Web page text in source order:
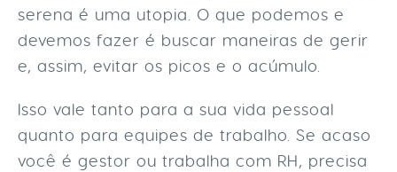
serena é uma utopia. O que podemos e
devemos fazer é buscar maneiras de gerir
e, assim, evitar os picos e o acúmulo.
Isso vale tanto para a sua vida pessoal
quanto para equipes de trabalho. Se acaso
você é gestor ou trabalha com RH, precisa